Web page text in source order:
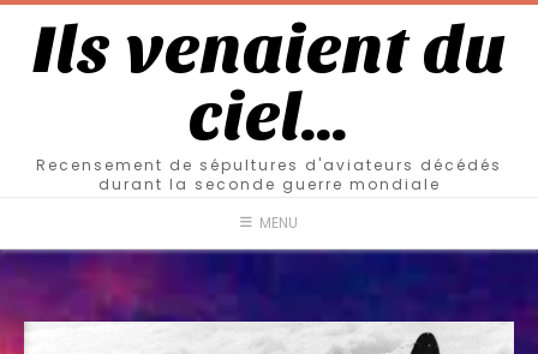
Ils venaient du
ciel…
Recensement de sépultures d'aviateurs décédés
durant la seconde guerre mondiale
MENU